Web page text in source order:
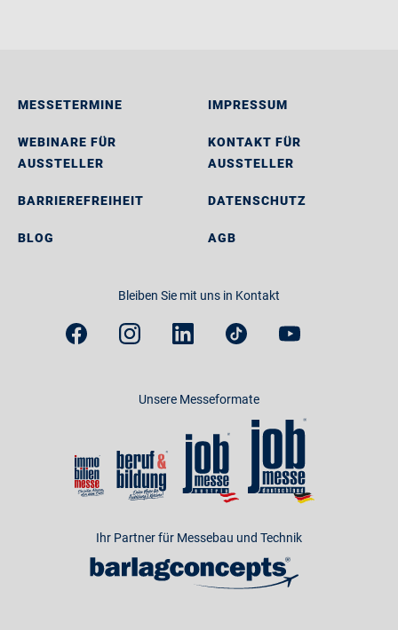
MESSETERMINE
WEBINARE FÜR
AUSSTELLER
BARRIEREFREIHEIT
BLOG
IMPRESSUM
KONTAKT FÜR
AUSSTELLER
DATENSCHUTZ
AGB
Bleiben Sie mit uns in Kontakt
Unsere Messeformate
Ihr Partner für Messebau und Technik